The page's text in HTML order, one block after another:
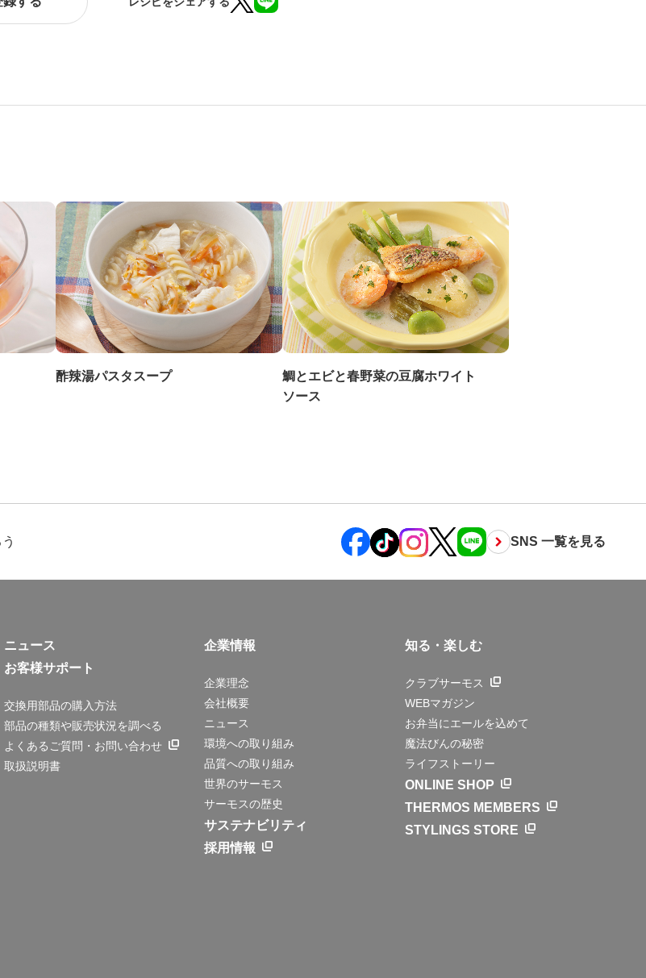
酢辣湯パスタスープ
鯛とエビと春野菜の豆腐ホワイト
ソース
SNS 一覧を見る
ニュース
お客様サポート
交換用部品の購入方法
部品の種類や販売状況を調べる
よくあるご質問・お問い合わせ
取扱説明書
企業情報
企業理念
会社概要
ニュース
環境への取り組み
品質への取り組み
世界のサーモス
サーモスの歴史
サステナビリティ
採用情報
知る・楽しむ
クラブサーモス
WEBマガジン
お弁当にエールを込めて
魔法びんの秘密
ライフストーリー
ONLINE SHOP
THERMOS MEMBERS
STYLINGS STORE